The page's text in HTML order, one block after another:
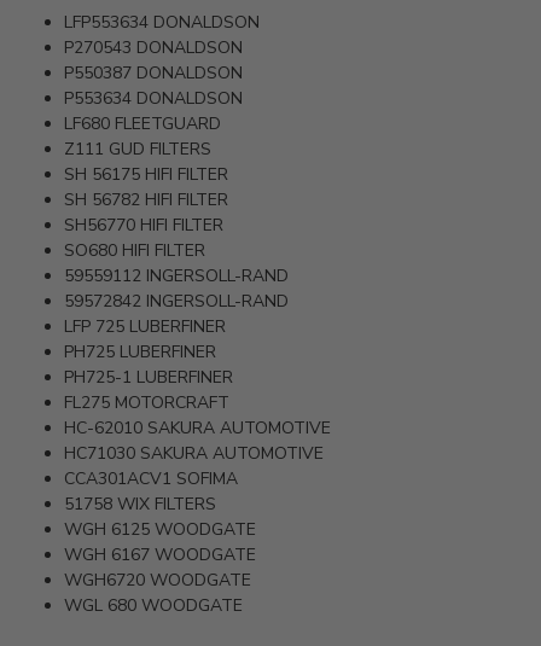
LFP553634 DONALDSON
P270543 DONALDSON
P550387 DONALDSON
P553634 DONALDSON
LF680 FLEETGUARD
Z111 GUD FILTERS
SH 56175 HIFI FILTER
SH 56782 HIFI FILTER
SH56770 HIFI FILTER
SO680 HIFI FILTER
59559112 INGERSOLL-RAND
59572842 INGERSOLL-RAND
LFP 725 LUBERFINER
PH725 LUBERFINER
PH725-1 LUBERFINER
FL275 MOTORCRAFT
HC-62010 SAKURA AUTOMOTIVE
HC71030 SAKURA AUTOMOTIVE
CCA301ACV1 SOFIMA
51758 WIX FILTERS
WGH 6125 WOODGATE
WGH 6167 WOODGATE
WGH6720 WOODGATE
WGL 680 WOODGATE